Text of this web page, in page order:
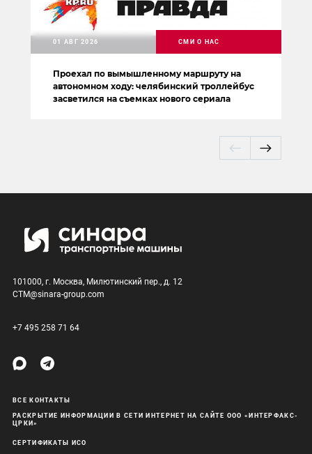
Проехал по вымышленному маршруту на
автономном ходу: челябинский троллейбус
засветился на съемках нового сериала
01 АВГ 2026 СМИ О НАС
101000, г. Москва, Милютинский пер., д. 12
CTM@sinara-group.com
+7 495 258 71 64
ВСЕ КОНТАКТЫ
РАСКРЫТИЕ ИНФОРМАЦИИ В СЕТИ ИНТЕРНЕТ НА САЙТЕ ООО «ИНТЕРФАКС-
ЦРКИ»
СЕРТИФИКАТЫ ИСО